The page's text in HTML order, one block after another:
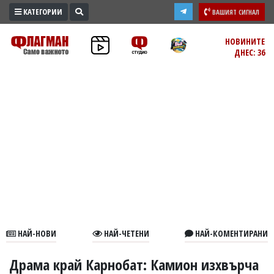
ПРОМО
ЗОНА
КАТЕГОРИИ ВАШИЯТ СИГНАЛ
НОВИНИТЕ
ДНЕС: 36
НАЙ-НОВИ НАЙ-ЧЕТЕНИ НАЙ-КОМЕНТИРАНИ
Драма край Карнобат: Камион изхвърча